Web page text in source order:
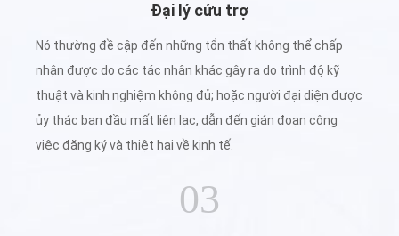
Đại lý cứu trợ
Nó thường đề cập đến những tổn thất không thể chấp
nhận được do các tác nhân khác gây ra do trình độ kỹ
thuật và kinh nghiệm không đủ; hoặc người đại diện được
ủy thác ban đầu mất liên lạc, dẫn đến gián đoạn công
việc đăng ký và thiệt hại về kinh tế.
03